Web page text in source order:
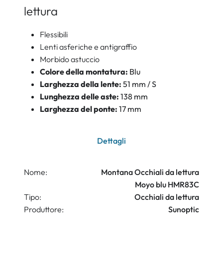
lettura
Flessibili
Lenti asferiche e antigraffio
Morbido astuccio
Colore della montatura: Blu
Larghezza della lente: 51 mm / S
Lunghezza delle aste: 138 mm
Larghezza del ponte: 17 mm
Dettagli
Nome:
Montana Occhiali da lettura
Moyo blu HMR83C
Tipo:
Occhiali da lettura
Produttore:
Sunoptic